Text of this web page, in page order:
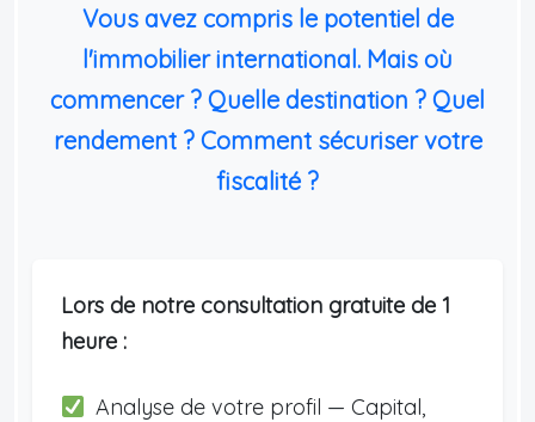
Vous avez compris le potentiel de
l'immobilier international. Mais où
commencer ? Quelle destination ? Quel
rendement ? Comment sécuriser votre
fiscalité ?
Lors de notre consultation gratuite de 1
heure :
Analyse de votre profil — Capital,